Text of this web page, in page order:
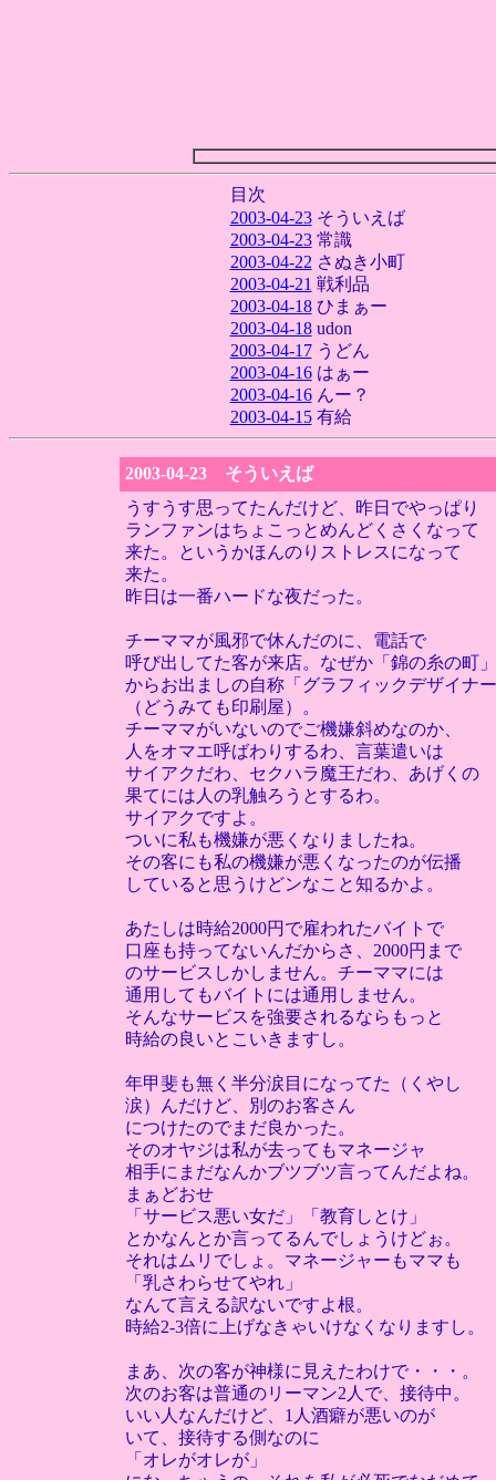
目次
2003-04-23そういえば
2003-04-23常識
2003-04-22 さぬき小町
2003-04-21 戦利品
2003-04-18ひまぁー
2003-04-18udon
2003-04-17うどん
2003-04-16はぁー
2003-04-16んー？
2003-04-15有給
2003-04-23 そういえば
うすうす思ってたんだけど、昨日でやっぱり
ランファンはちょこっとめんどくさくなって
来た。というかほんのりストレスになって
来た。
昨日は一番ハードな夜だった。
チーママが風邪で休んだのに、電話で
呼び出してた客が来店。なぜか「錦の糸の町」
からお出ましの自称「グラフィックデザイナ
（どうみても印刷屋）。
チーママがいないのでご機嫌斜めなのか、
人をオマエ呼ばわりするわ、言葉遣いは
サイアクだわ、セクハラ魔王だわ、あげくの
果てには人の乳触ろうとするわ。
サイアクですよ。
ついに私も機嫌が悪くなりましたね。
その客にも私の機嫌が悪くなったのが伝播
していると思うけどンなこと知るかよ。
あたしは時給2000円で雇われたバイトで
口座も持ってないんだからさ、2000円まで
のサービスしかしません。チーママには
通用してもバイトには通用しません。
そんなサービスを強要されるならもっと
時給の良いとこいきますし。
年甲斐も無く半分涙目になってた（くやし
涙）んだけど、別のお客さん
につけたのでまだ良かった。
そのオヤジは私が去ってもマネージャ
相手にまだなんかブツブツ言ってんだよね。
まぁどおせ
「サービス悪い女だ」「教育しとけ」
とかなんとか言ってるんでしょうけどぉ。
それはムリでしょ。マネージャーもママも
「乳さわらせてやれ」
なんて言える訳ないですよ根。
時給2-3倍に上げなきゃいけなくなりますし。
まあ、次の客が神様に見えたわけで・・・。
次のお客は普通のリーマン2人で、接待中。
いい人なんだけど、1人酒癖が悪いのが
いて、接待する側なのに
「オレがオレが」